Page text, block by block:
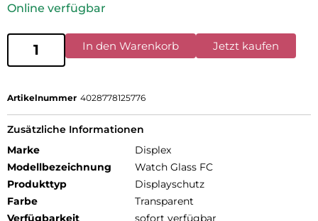
Online verfügbar
In den Warenkorb Jetzt kaufen
Artikelnummer 4028778125776
Zusätzliche Informationen
Marke
Displex
Modellbezeichnung
Watch Glass FC
Produkttyp
Displayschutz
Farbe
Transparent
Verfügbarkeit
sofort verfügbar